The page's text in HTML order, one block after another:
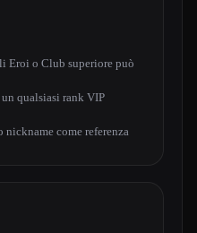
Eroi o Club superiore può
qualsiasi rank VIP
come referenza